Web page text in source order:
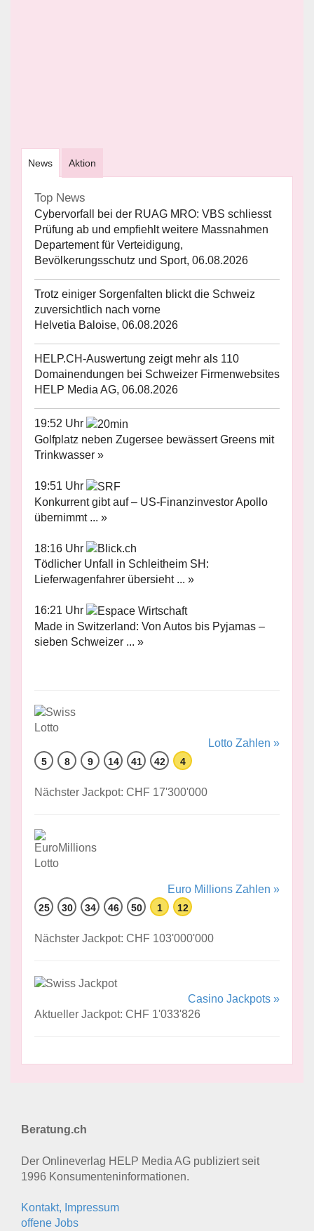
News Aktion
Top News
Cybervorfall bei der RUAG MRO: VBS schliesst
Prüfung ab und empfiehlt weitere Massnahmen
Departement für Verteidigung,
Bevölkerungsschutz und Sport, 06.08.2026
Trotz einiger Sorgenfalten blickt die Schweiz
zuversichtlich nach vorne
Helvetia Baloise, 06.08.2026
HELP.CH-Auswertung zeigt mehr als 110
Domainendungen bei Schweizer Firmenwebsites
HELP Media AG, 06.08.2026
19:52 Uhr
Golfplatz neben Zugersee bewässert Greens mit
Trinkwasser »
19:51 Uhr
Konkurrent gibt auf – US-Finanzinvestor Apollo
übernimmt ... »
18:16 Uhr
Tödlicher Unfall in Schleitheim SH:
Lieferwagenfahrer übersieht ... »
16:21 Uhr
Made in Switzerland: Von Autos bis Pyjamas –
sieben Schweizer ... »
Lotto Zahlen »
5 8 9 14 41 42 4
Nächster Jackpot: CHF 17'300'000
Euro Millions Zahlen »
25 30 34 46 50 1 12
Nächster Jackpot: CHF 103'000'000
Casino Jackpots »
Aktueller Jackpot: CHF 1'033'826
Beratung.ch
Der Onlineverlag HELP Media AG publiziert seit
1996 Konsumenten­informationen.
Kontakt, Impressum
offene Jobs